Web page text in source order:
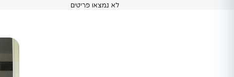
לא נמצאו פריטים